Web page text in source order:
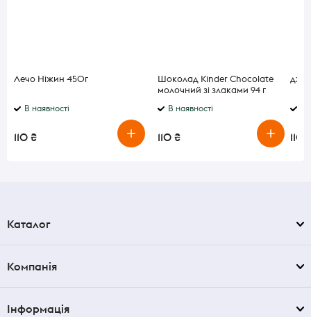
Лечо Ніжин 450г
В наявності
110 ₴
Шоколад Kinder Chocolate
молочний зі злаками 94 г
В наявності
110 ₴ 110
Каталог
Компанія
Інформація